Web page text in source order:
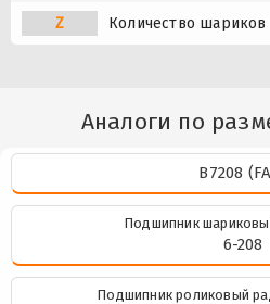
Z Количество шариков
Аналоги по
B7208
Подшипник
6-208
Подшипник роликовый